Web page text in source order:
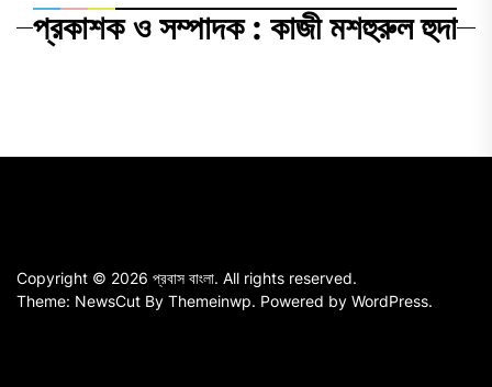
প্রকাশক ও সম্পাদক : কাজী মশহুরুল হুদা
Copyright © 2026 প্রবাস বাংলা. All rights reserved.
Theme: NewsCut By Themeinwp. Powered by WordPress.